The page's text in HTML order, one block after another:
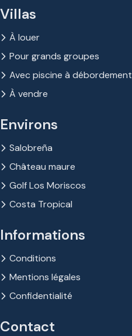
Villas
À louer
Pour grands groupes
Avec piscine à débordement
À vendre
Environs
Salobreña
Château maure
Golf Los Moriscos
Costa Tropical
Informations
Conditions
Mentions légales
Confidentialité
Contact